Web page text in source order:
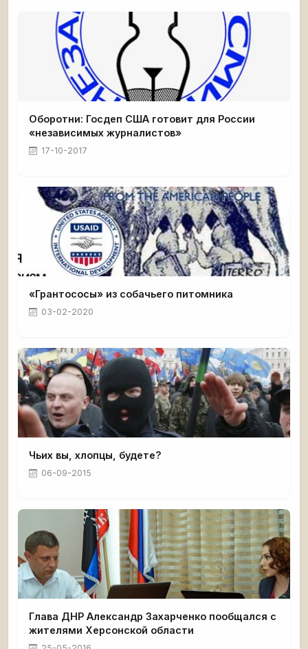
Оборотни: Госдеп США готовит для России
«независимых журналистов»
17-10-2017
«Грантососы» из собачьего питомника
03-02-2020
Чьих вы, хлопцы, будете?
06-09-2015
Глава ДНР Александр Захарченко пообщался с
жителями Херсонской области